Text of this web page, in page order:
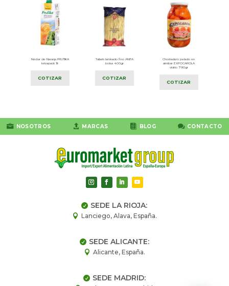
Néctar de Naranja FRUTIKA
tetrapack 1lt
COTIZAR
Tallarín laminado fino ANITA
bolsa 400gr
COTIZAR
Chontaduro pelado en
almíbar EXPOCAROLA
vidrio 790gr
COTIZAR
 NOSOTROS  MARCAS  BLOG  CONTACTO
 SEDE LA RIOJA:
 Lanciego, Alava, España.
 SEDE ALICANTE:
 Alicante, España.
 SEDE MADRID: